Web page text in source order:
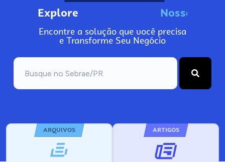
Explore No
Encontre a solução que você precisa
e Transforme Seu Negócio
ARQUIVOS ARTIGOS